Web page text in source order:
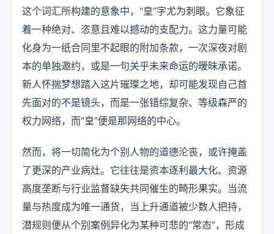
这个词汇所构建的意象中，“皇”字尤为刺眼。它象征
着一种绝对、恣意且难以撼动的支配力。这力量可能
化身为一纸合同里不起眼的附加条款，一次深夜对剧
本的单独邀约，或是一句关乎未来命运的暧昧承诺。
新人怀揣梦想踏入这片璀璨之地，却可能发现自己首
先面对的不是镜头，而是一张错综复杂、等级森严的
权力网络，而“皇”便是那网络的中心。
然而，将一切简化为个别人物的道德沦丧，或许掩盖
了更深的产业病灶。它往往是资本逐利最大化、资源
高度垄断与行业监督缺失共同催生的畸形果实。当流
量与热度成为唯一通货，当上升通道被少数人把持，
潜规则便从个别案例异化为某种可悲的“常态”，形成